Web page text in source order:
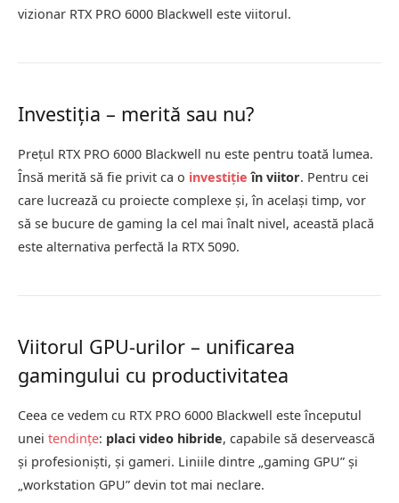
vizionar RTX PRO 6000 Blackwell este viitorul.
Investiția – merită sau nu?
Prețul RTX PRO 6000 Blackwell nu este pentru toată lumea.
Însă merită să fie privit ca o investiție în viitor. Pentru cei
care lucrează cu proiecte complexe și, în același timp, vor
să se bucure de gaming la cel mai înalt nivel, această placă
este alternativa perfectă la RTX 5090.
Viitorul GPU-urilor – unificarea
gamingului cu productivitatea
Ceea ce vedem cu RTX PRO 6000 Blackwell este începutul
unei tendințe: placi video hibride, capabile să deservească
și profesioniști, și gameri. Liniile dintre „gaming GPU” și
„workstation GPU” devin tot mai neclare.